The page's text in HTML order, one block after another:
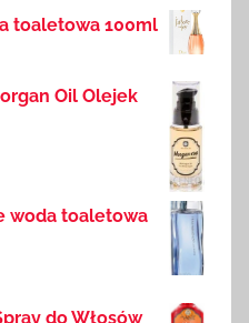
toaletowa 100ml
Oil Olejek
woda toaletowa
do Włosów